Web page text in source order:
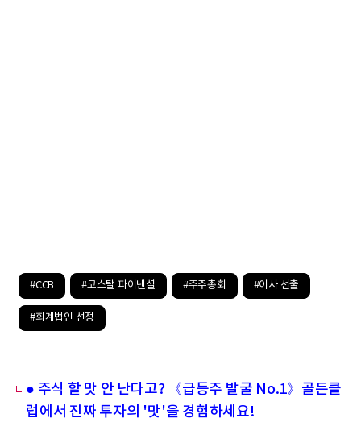
#CCB #코스탈 파이낸셜 #주주총회 #이사 선출
#회계법인 선정
● 주식 할 맛 안 난다고? 《급등주 발굴 No.1》골든클
럽에서 진짜 투자의 '맛'을 경험하세요!